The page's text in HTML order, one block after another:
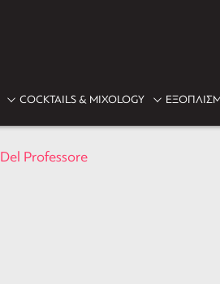
COCKTAILS & MIXOLOGY
Del Professore